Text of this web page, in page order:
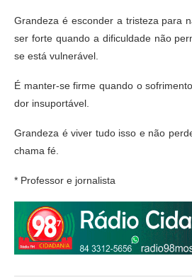
Grandeza é esconder a tristeza para
ser forte quando a dificuldade não
se está vulnerável.
É manter-se firme quando o
dor insuportável.
Grandeza é viver tudo isso e não
chama fé.
* Professor e jornalista